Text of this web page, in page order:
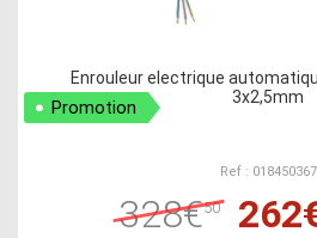
Enrouleur electrique
3x2,5mm
Promotion
Ref : 018450367
328€50